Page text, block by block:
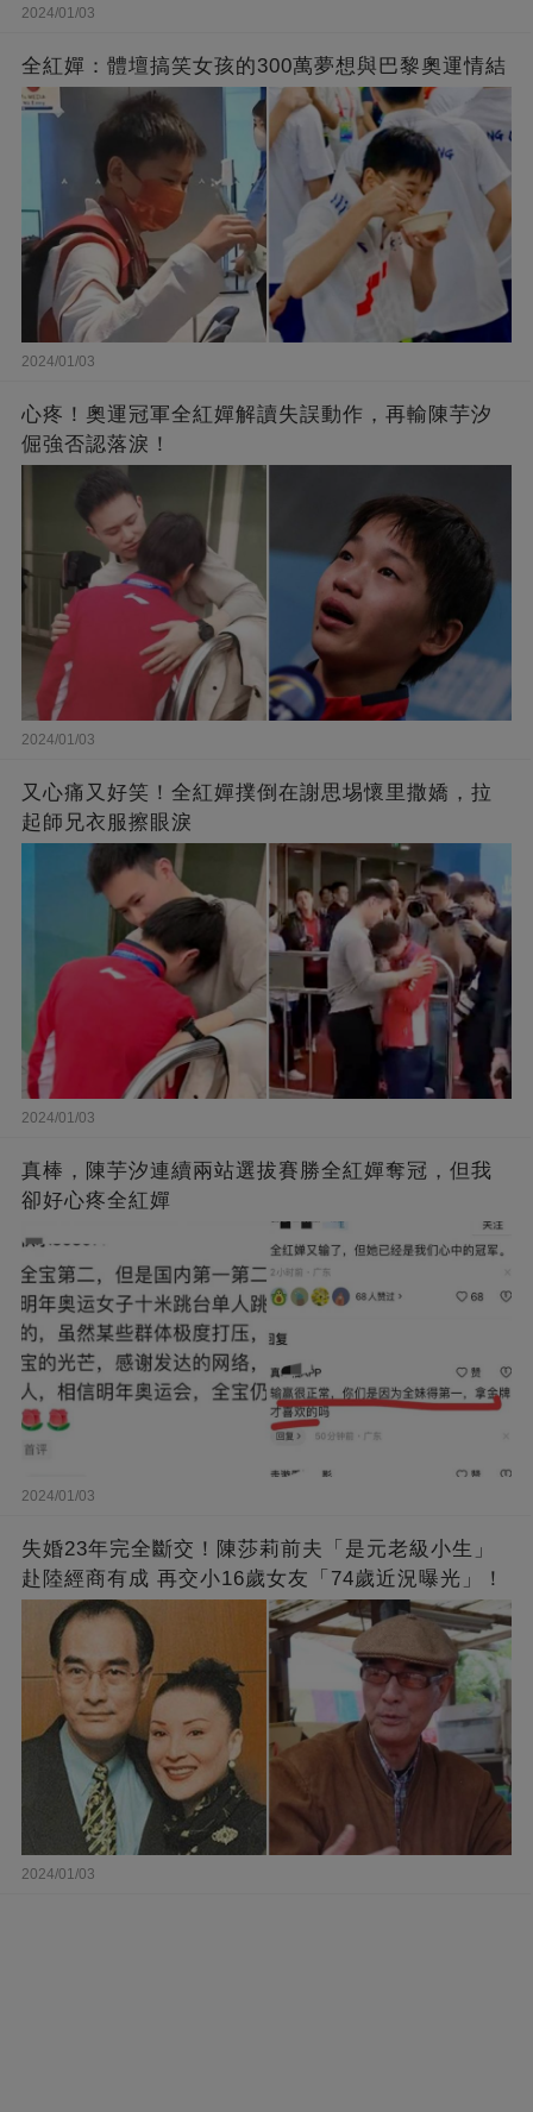
2024/01/03
全紅嬋：體壇搞笑女孩的300萬夢想與巴黎奧運情結
2024/01/03
心疼！奧運冠軍全紅嬋解讀失誤動作，再輸陳芋汐
倔強否認落淚！
2024/01/03
又心痛又好笑！全紅嬋撲倒在謝思埸懷里撒嬌，拉
起師兄衣服擦眼淚
2024/01/03
真棒，陳芋汐連續兩站選拔賽勝全紅嬋奪冠，但我
卻好心疼全紅嬋
2024/01/03
失婚23年完全斷交！陳莎莉前夫「是元老級小生」
赴陸經商有成 再交小16歲女友「74歲近況曝光」！
2024/01/03